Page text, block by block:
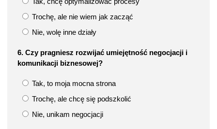
Trochę, ale nie wiem jak zacząć
Nie, wolę inne działy
6. Czy pragniesz rozwijać umiejętność negocjacji i
komunikacji biznesowej?
Tak, to moja mocna strona
Trochę, ale chcę się podszkolić
Nie, unikam negocjacji